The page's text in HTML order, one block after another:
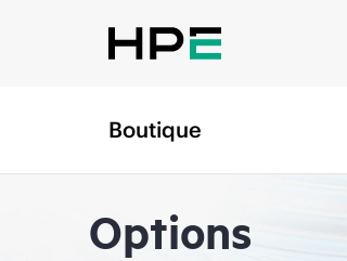
Boutique
Options